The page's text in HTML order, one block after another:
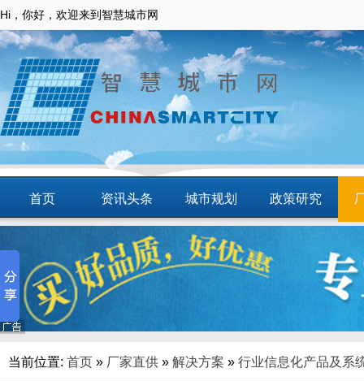
Hi，你好，欢迎来到智慧城市网
首页 资讯头条 城市规划 政策研究
智慧应用 商圈
当前位置: 首页 » 厂家直供 » 解决方案 » 行业信息化产品及系